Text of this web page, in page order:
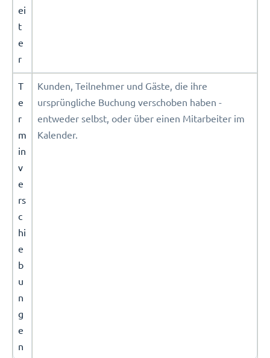
ei
t
e
r
T
e
r
m
in
v
e
rs
c
hi
e
b
u
n
g
e
n
Kunden, Teilnehmer und Gäste, die ihre
ursprüngliche Buchung verschoben haben -
entweder selbst, oder über einen Mitarbeiter im
Kalender.